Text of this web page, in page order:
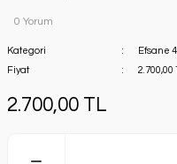
0 Yorum
Kategori
Efsane 4
Fiyat
2.700,00
2.700,00 TL